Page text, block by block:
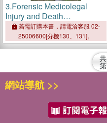
3.Forensic Medicolegal
Injury and Death
Investigation
若需訂購本書，請電洽客服 02-
25006600[分機130、131]。
共
第
網站導航 >>